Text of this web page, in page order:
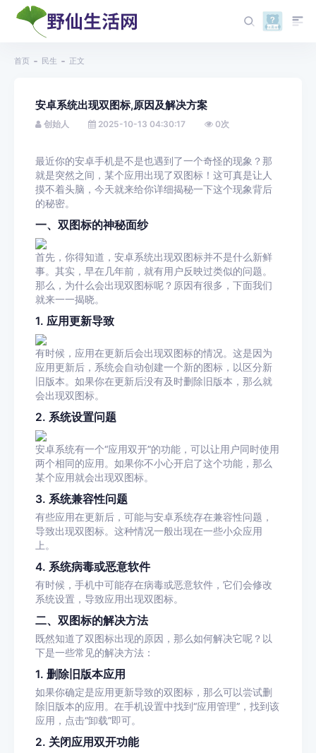
首页 民生 正文
安卓系统出现双图标,原因及解决方案
创始人 2025-10-13 04:30:17 0次
最近你的安卓手机是不是也遇到了一个奇怪的现象？那
就是突然之间，某个应用出现了双图标！这可真是让人
摸不着头脑，今天就来给你详细揭秘一下这个现象背后
的秘密。
一、双图标的神秘面纱
首先，你得知道，安卓系统出现双图标并不是什么新鲜
事。其实，早在几年前，就有用户反映过类似的问题。
那么，为什么会出现双图标呢？原因有很多，下面我们
就来一一揭晓。
1. 应用更新导致
有时候，应用在更新后会出现双图标的情况。这是因为
应用更新后，系统会自动创建一个新的图标，以区分新
旧版本。如果你在更新后没有及时删除旧版本，那么就
会出现双图标。
2. 系统设置问题
安卓系统有一个“应用双开”的功能，可以让用户同时使用
两个相同的应用。如果你不小心开启了这个功能，那么
某个应用就会出现双图标。
3. 系统兼容性问题
有些应用在更新后，可能与安卓系统存在兼容性问题，
导致出现双图标。这种情况一般出现在一些小众应用
上。
4. 系统病毒或恶意软件
有时候，手机中可能存在病毒或恶意软件，它们会修改
系统设置，导致应用出现双图标。
二、双图标的解决方法
既然知道了双图标出现的原因，那么如何解决它呢？以
下是一些常见的解决方法：
1. 删除旧版本应用
如果你确定是应用更新导致的双图标，那么可以尝试删
除旧版本的应用。在手机设置中找到“应用管理”，找到该
应用，点击“卸载”即可。
2. 关闭应用双开功能